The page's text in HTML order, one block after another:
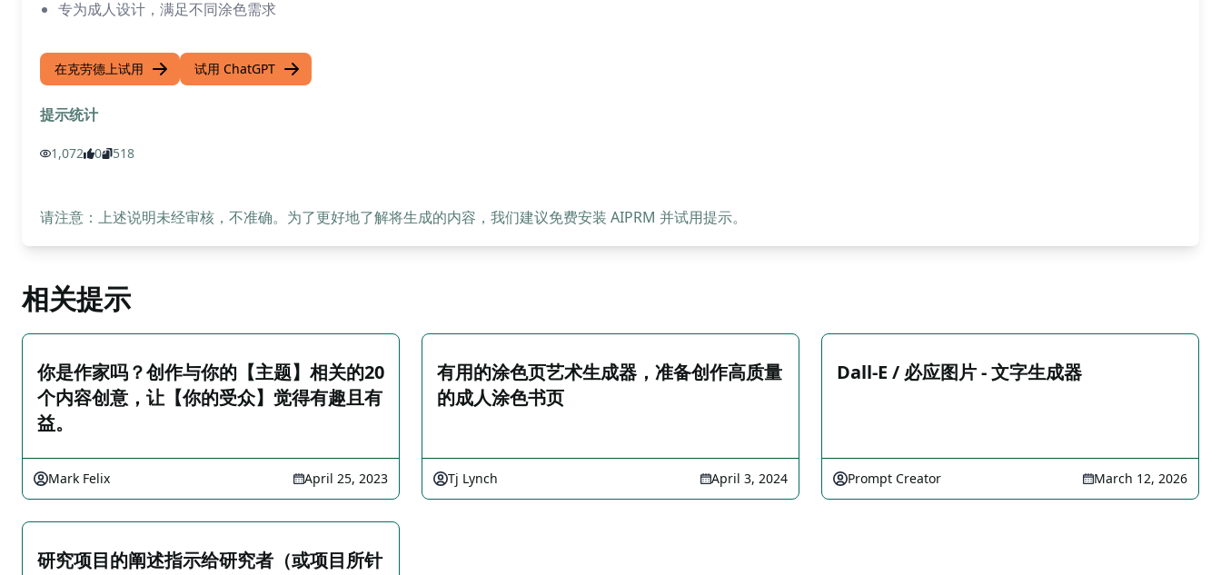
专为成人设计，满足不同涂色需求
在克劳德上试用 试用 ChatGPT
提示统计
1,072 0 518
请注意：上述说明未经审核，不准确。为了更好地了解将生成的内容，我们建议免费安装 AIPRM 并试用提示。
相关提示
你是作家吗？创作与你的【主题】相关的20
个内容创意，让【你的受众】觉得有趣且有
益。
Mark Felix April 25, 2023
有用的涂色页艺术生成器，准备创作高质量
的成人涂色书页
Tj Lynch April 3, 2024
Dall-E / 必应图片 - 文字生成器
Prompt Creator March 12, 2026
研究项目的阐述指示给研究者（或项目所针